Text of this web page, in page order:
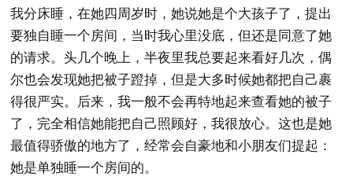
我分床睡，在她四周岁时，她说她是个大孩子了，提出
要独自睡一个房间，当时我心里没底，但还是同意了她
的请求。头几个晚上，半夜里我总要起来看好几次，偶
尔也会发现她把被子蹬掉，但是大多时候她都把自己裹
得很严实。后来，我一般不会再特地起来查看她的被子
了，完全相信她能把自己照顾好，我很放心。这也是她
最值得骄傲的地方了，经常会自豪地和小朋友们提起：
她是单独睡一个房间的。